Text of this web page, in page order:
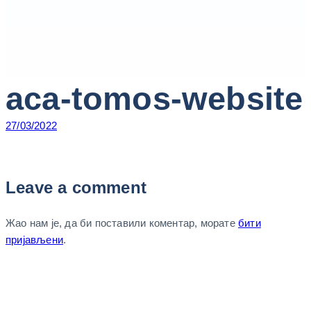
aca-tomos-website
27/03/2022
Leave a comment
Жао нам је, да би поставили коментар, моратебити
пријављени.